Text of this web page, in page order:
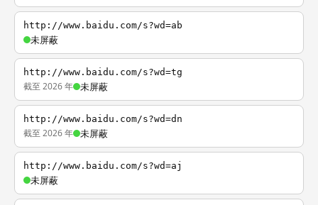
http://www.baidu.com/s?wd=ab
未屏蔽
http://www.baidu.com/s?wd=tg
截至 2026 年 未屏蔽
http://www.baidu.com/s?wd=dn
截至 2026 年 未屏蔽
http://www.baidu.com/s?wd=aj
未屏蔽